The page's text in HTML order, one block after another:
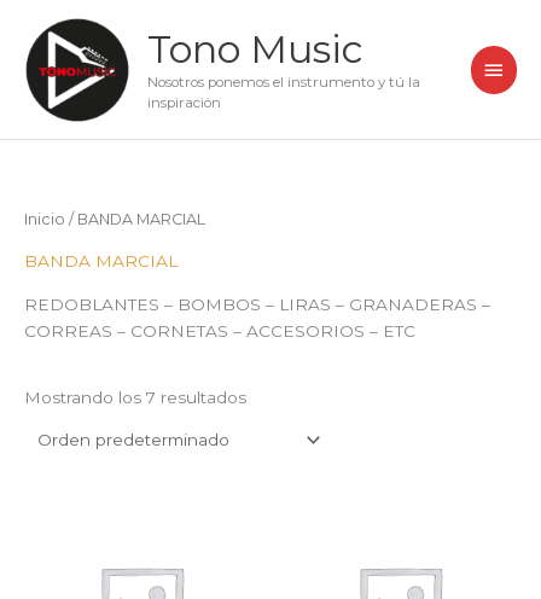
contenido
Tono Music
Nosotros ponemos el instrumento y tú la
inspiración
Inicio / BANDA MARCIAL
BANDA MARCIAL
REDOBLANTES – BOMBOS – LIRAS – GRANADERAS –
CORREAS – CORNETAS – ACCESORIOS – ETC
Mostrando los 7 resultados